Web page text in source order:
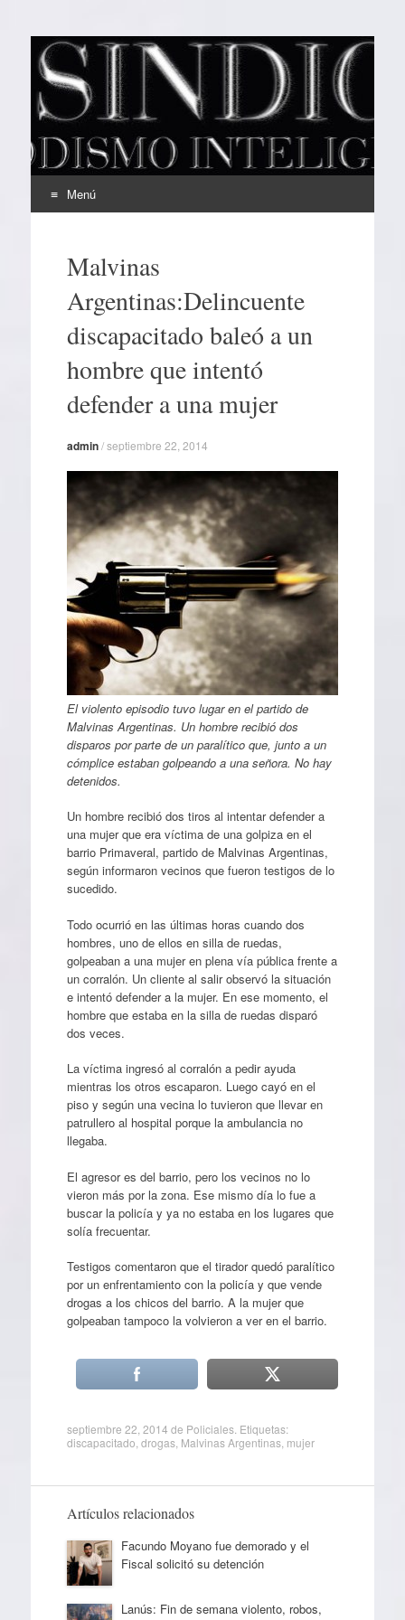
EL SINDICAL
Periodismo Inteligente
Menú
contenidoMalvinas
Argentinas:Delincuente
discapacitado baleó a un
hombre que intentó
defender a una mujer
admin/septiembre 22, 2014
El violento episodio tuvo lugar en el partido de
Malvinas Argentinas. Un hombre recibió dos
disparos por parte de un paralítico que, junto a un
cómplice estaban golpeando a una señora. No hay
detenidos.
Un hombre recibió dos tiros al intentar defender a
una mujer que era víctima de una golpiza en el
barrio Primaveral, partido de Malvinas Argentinas,
según informaron vecinos que fueron testigos de lo
sucedido.
Todo ocurrió en las últimas horas cuando dos
hombres, uno de ellos en silla de ruedas,
golpeaban a una mujer en plena vía pública frente a
un corralón. Un cliente al salir observó la situación
e intentó defender a la mujer. En ese momento, el
hombre que estaba en la silla de ruedas disparó
dos veces.
La víctima ingresó al corralón a pedir ayuda
mientras los otros escaparon. Luego cayó en el
piso y según una vecina lo tuvieron que llevar en
patrullero al hospital porque la ambulancia no
llegaba.
El agresor es del barrio, pero los vecinos no lo
vieron más por la zona. Ese mismo día lo fue a
buscar la policía y ya no estaba en los lugares que
solía frecuentar.
Testigos comentaron que el tirador quedó paralítico
por un enfrentamiento con la policía y que vende
drogas a los chicos del barrio. A la mujer que
golpeaban tampoco la volvieron a ver en el barrio.
septiembre 22, 2014 de Policiales. Etiquetas:
discapacitado drogas, Malvinas Argentinas, mujer
Artículos relacionados
Facundo Moyano fue demorado y el
Fiscal solicitó su detención
Lanús: Fin de semana violento, robos,